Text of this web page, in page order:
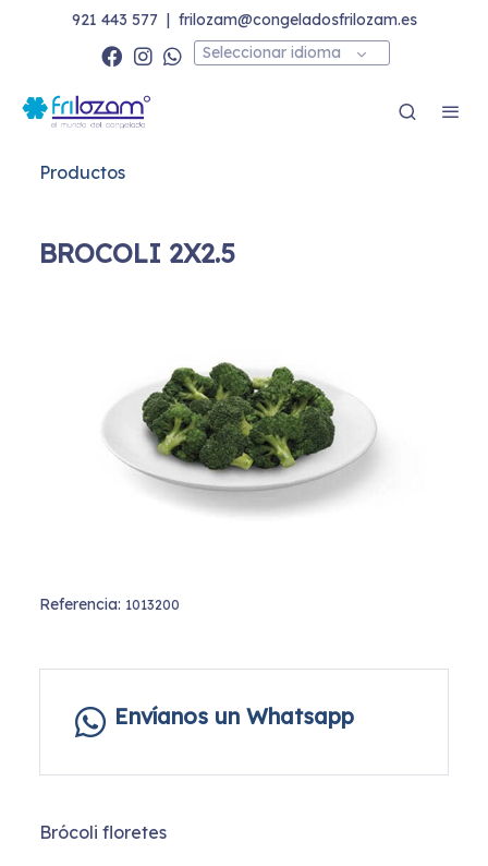
921 443 577 | frilozam@congeladosfrilozam.es
Seleccionar idioma
Productos
BROCOLI 2X2.5
Referencia: 1013200
Envíanos un Whatsapp
Brócoli floretes